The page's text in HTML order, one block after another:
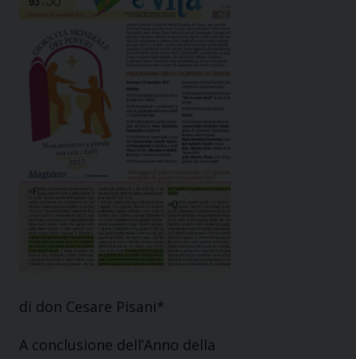
di don Cesare Pisani*
A conclusione dell’Anno della